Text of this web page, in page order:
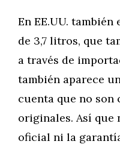
En EE.UU.
de 3,7 litros, que
a través de
también aparece
cuenta que no son
originales. Así que
oficial ni la